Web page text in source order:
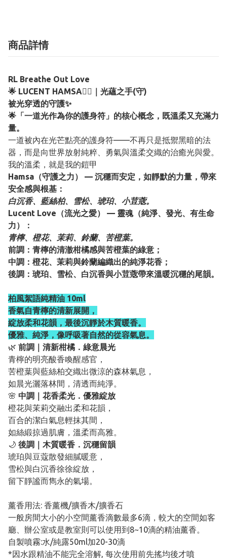
商品詳情
RL Breathe Out Love
🌟 LUCENT HAMSA✋🏻｜光蘊之手(守)
被光穿透的守護✨
🌟「一道光作為你的護身符」的核心概念，既溫柔又充滿力
量。
一道被內在光芒點亮的護身符——不再只是抵禦黑暗的法
器，而是向世界放射純粹、勇氣與溫柔交織的治癒光與愛。
我的溫柔，就是我的鎧甲
Hamsa（守護之力） — 沉穩而安定，如靜默的力量，帶來
安全感與根基：
白沉香、藍絲柏、雪松、琥珀、小荳蔲。
Lucent Love（流光之愛） — 靈魂（純淨、發光、有生命
力）：
青檸、橙花、茉莉、鈴蘭、苦橙葉。
前調：青檸的清澈柑橘感與苦橙葉的綠意；
中調：橙花、茉莉與鈴蘭編織出的純淨花香；
後調：琥珀、雪松、白沉香與小荳蔲帶來溫暖沉穩的尾韻。
柏風絮語純精油 10ml
香氣自青檸的清新展開，
綻放柔和花韻，最後沉靜於木質暖香。
優雅、純淨，像呼吸著自然的從容氣息。
🌿 前調｜清新柑橘．綠意晨光
青檸的明亮酸香喚醒感官，
苦橙葉與藍絲柏交織出微涼的森林氣息，
如晨光灑落林間，清透而純淨。
🌸 中調｜花香柔光．優雅綻放
橙花與茉莉交融出柔和花韻，
百合的潔白氣息輕抹其間，
如絲緞掠過肌膚，溫柔而高雅。
🌙 後調｜木質暖香．沉穩留韻
琥珀與豆蔻散發細膩暖意，
雪松與白沉香徐徐綻放，
留下靜謐而雋永的氣場。
薰香用法: 香薰機/擴香木/擴香石
一般房間大小的小空間薰香滴數最多6滴，較大的空間如客
廳、辦公室或是教室則可以使用到8~10滴的精油薰香。
自製噴霧:水/純露50ml加20-30滴
*因水跟精油不能完全溶解, 每次使用前先搖均後才噴